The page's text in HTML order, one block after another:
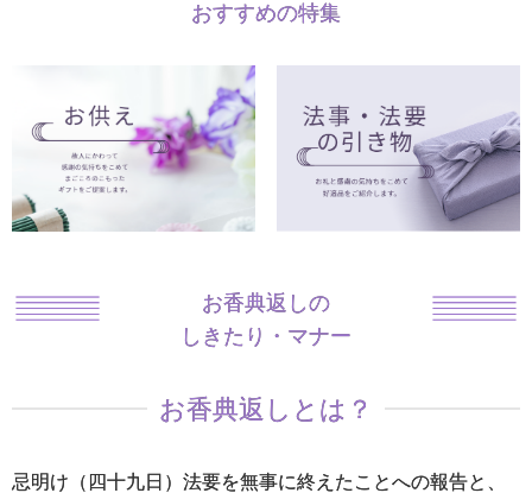
おすすめの特集
お香典返しの
しきたり・マナー
お香典返しとは？
忌明け（四十九日）法要を無事に終えたことへの報告と、